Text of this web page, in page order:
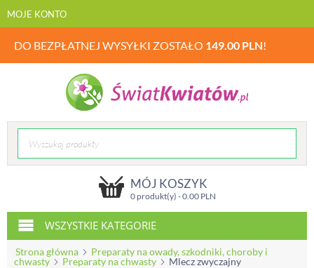
MOJE KONTO
DO BEZPŁATNEJ WYSYŁKI ZOSTAŁO 149.00 PLN!
MÓJ KOSZYK
0 produkt(y) -0.00PLN
WSZYSTKIE KATEGORIE
Strona główna
Preparaty na owady, szkodniki, choroby i
chwasty
Preparaty na chwasty Mlecz zwyczajny